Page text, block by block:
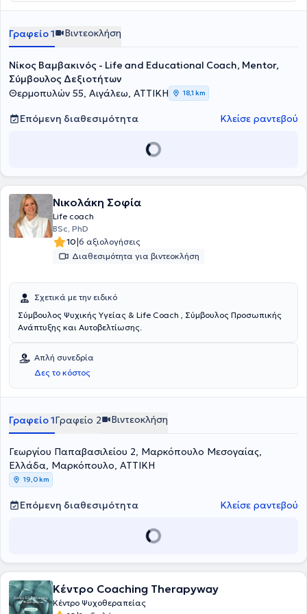
Γραφείο 1 Βιντεοκλήση
Νίκος Βαμβακινός - Life and Educational Coach, Mentor,
Σύμβουλος Δεξιοτήτων
Θερμοπυλών 55, Αιγάλεω, ΑΤΤΙΚΗ
18,1 km
Επόμενη διαθεσιμότητα Κλείσε ραντεβού
Νικολάκη Σοφία
Life coach
BSc, PhD
10|6 αξιολογήσεις
Διαθεσιμότητα για βιντεοκλήση
Σχετικά με την ειδικό
Σύμβουλος Ψυχικής Υγείας & Life Coach , Σύμβουλος Προσωπικής
Ανάπτυξης και Αυτοβελτίωσης.
Απλή συνεδρία
Δες το κόστος
Γραφείο 1Γραφείο 2 Βιντεοκλήση
Γεωργίου Παπαβασιλείου 2, Μαρκόπουλο Μεσογαίας,
Ελλάδα, Μαρκόπουλο, ΑΤΤΙΚΗ
19,0 km
Επόμενη διαθεσιμότητα Κλείσε ραντεβού
Κέντρο Coaching Therapyway
Κέντρο Ψυχοθεραπείας